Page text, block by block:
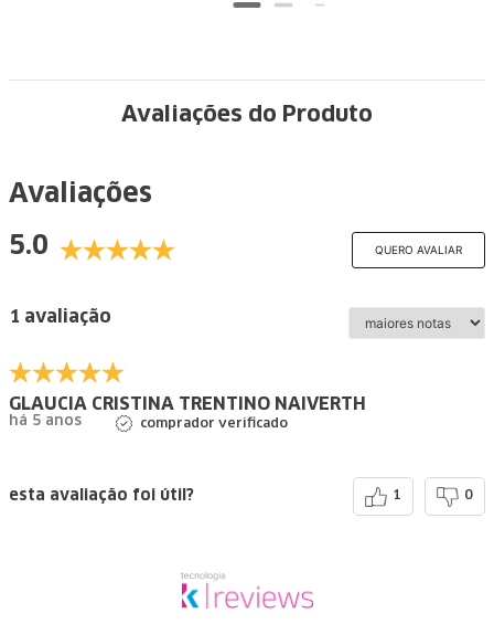
Avaliações do Produto
Avaliações
5.0
QUERO AVALIAR
1 avaliação
GLAUCIA CRISTINA TRENTINO NAIVERTH
há 5 anos comprador verificado
esta avaliação foi útil? 1 0